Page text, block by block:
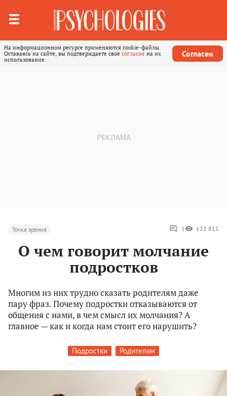
На информационном ресурсе применяются cookie-файлы.
Оставаясь на сайте, вы подтверждаете свое согласие на их
использование.
Согласен
Точка зрения 1 122 811
О чем говорит молчание
подростков
Многим из них трудно сказать родителям даже
пару фраз. Почему подростки отказываются от
общения с нами, в чем смысл их молчания? А
главное — как и когда нам стоит его нарушить?
Подростки Родителям